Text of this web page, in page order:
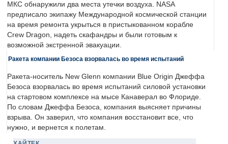
МКС обнаружили два места утечки воздуха. NASA
предписало экипажу Международной космической станции
на время ремонта укрыться в пристыкованном корабле
Crew Dragon, надеть скафандры и были готовым к
возможной экстренной эвакуации.
Ракета компании Безоса взорвалась во время испытаний
Ракета-носитель New Glenn компании Blue Origin Джеффа
Безоса взорвалась во время испытаний силовой установки
на стартовом комплексе на мысе Канаверал во Флориде.
По словам Джеффа Безоса, компания выясняет причины
взрыва. Он заверил, что компания восстановит все, что
нужно, и вернется к полетам.